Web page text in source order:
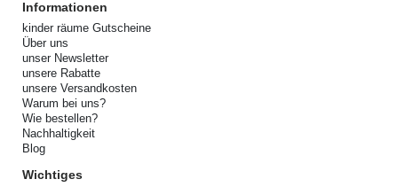
Informationen
kinder räume Gutscheine
Über uns
unser Newsletter
unsere Rabatte
unsere Versandkosten
Warum bei uns?
Wie bestellen?
Nachhaltigkeit
Blog
Wichtiges